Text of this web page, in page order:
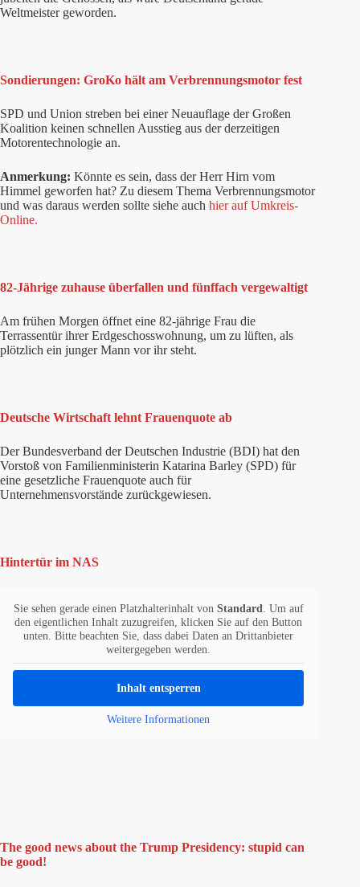
Weltmeister geworden.
Sondierungen: GroKo hält am Verbrennungsmotor fest
SPD und Union streben bei einer Neuauflage der Großen
Koalition keinen schnellen Ausstieg aus der derzeitigen
Motorentechnologie an.
Anmerkung: Könnte es sein, dass der Herr Hirn vom
Himmel geworfen hat? Zu diesem Thema Verbrennungsmotor
und was daraus werden sollte siehe auch hier auf Umkreis-
Online.
82-Jährige zuhause überfallen und fünffach vergewaltigt
Am frühen Morgen öffnet eine 82-jährige Frau die
Terrassentür ihrer Erdgeschosswohnung, um zu lüften, als
plötzlich ein junger Mann vor ihr steht.
Deutsche Wirtschaft lehnt Frauenquote ab
Der Bundesverband der Deutschen Industrie (BDI) hat den
Vorstoß von Familienministerin Katarina Barley (SPD) für
eine gesetzliche Frauenquote auch für
Unternehmensvorstände zurückgewiesen.
Hintertür im NAS
Sie sehen gerade einen Platzhalterinhalt von Standard
. Um auf
den eigentlichen Inhalt zuzugreifen, klicken Sie auf den Button
unten. Bitte beachten Sie, dass dabei Daten an Drittanbieter
weitergegeben werden.
Inhalt entsperren
Weitere Informationen
The good news about the Trump Presidency: stupid can
be good!